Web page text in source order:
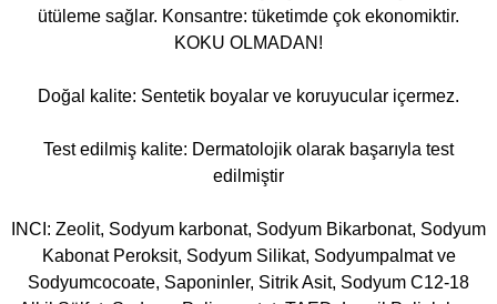
ütüleme sağlar. Konsantre: tüketimde çok ekonomiktir.
KOKU OLMADAN!
Doğal kalite: Sentetik boyalar ve koruyucular içermez.
Test edilmiş kalite: Dermatolojik olarak başarıyla test
edilmiştir
INCI: Zeolit, Sodyum karbonat, Sodyum Bikarbonat, Sodyum
Kabonat Peroksit, Sodyum Silikat, Sodyumpalmat ve
Sodyumcocoate, Saponinler, Sitrik Asit, Sodyum C12-18